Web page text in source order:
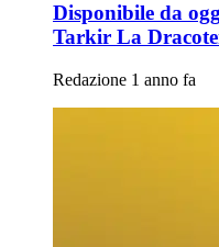
Disponibile da
Tarkir La
Redazione 1 anno fa